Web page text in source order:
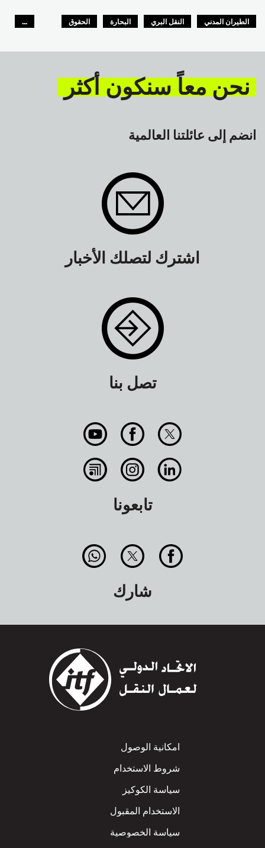
الطيران المدني النقل البري البحارة
الحقوق
...
نحن معاً سنكون أكثر
انضم إلى عائلتنا العالمية
اشترك لتصلك الأخبار
تصل بنا
تابعونا
شارك
Footer
امكانية الوصول
شروط الاستخدام
سياسة الكوكيز
الاستخدام المقبول
سياسة الخصوصية